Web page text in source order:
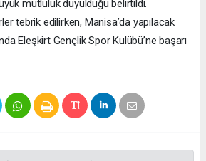
mutluluk duyulduğu belirtildi.
tebrik edilirken, Manisa’da yapılacak
Eleşkirt Gençlik Spor Kulübü’ne başarı